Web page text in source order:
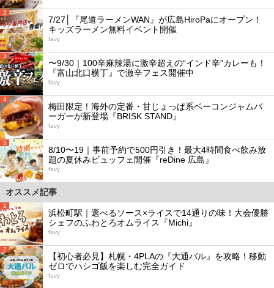
2
7/27│『尾道ラーメンWAN』が広島HiroPaにオープン！
キッズラーメン無料イベント開催
favy
3
〜9/30｜100辛麻辣湯に激辛超えの“インド辛”カレーも！
『富山北口横丁』で激辛フェス開催中
favy
4
梅田限定！海外の定番・甘じょっぱ系ベーコンジャムバ
ーガーが新登場『BRISK STAND』
favy
5
8/10〜19｜事前予約で500円引き！最大4時間食べ飲み放
題の夏休みビュッフェ開催『reDine 広島』
favy
オススメ記事
1
浜松町駅｜選べるソース×ライスで14通りの味！大会優勝
シェフのふわとろオムライス『Michi』
favy
2
【初心者必見】札幌・4PLAの『大通バル』を攻略！移動
ゼロでハシゴ飯を楽しむ完全ガイド
favy